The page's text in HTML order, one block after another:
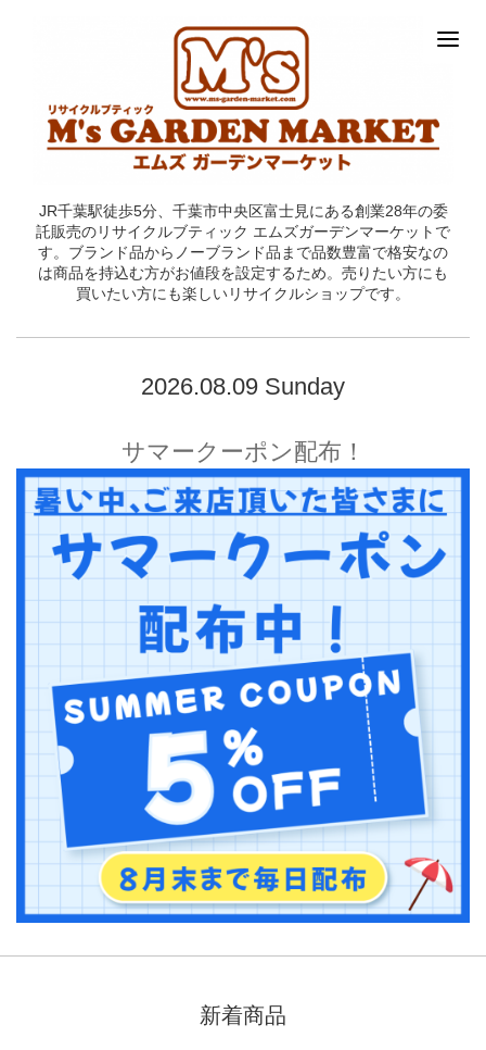
JR千葉駅徒歩5分、千葉市中央区富士見にある創業28年の委
託販売のリサイクルブティック エムズガーデンマーケットで
す。ブランド品からノーブランド品まで品数豊富で格安なの
は商品を持込む方がお値段を設定するため。売りたい方にも
買いたい方にも楽しいリサイクルショップです。
2026.08.09 Sunday
サマークーポン配布！
新着商品